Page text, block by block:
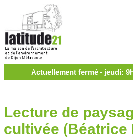
Actuellement fermé - jeudi:
Lecture de
cultivée (Béatrice